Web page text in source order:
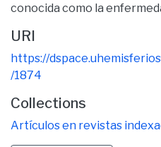
conocida como la
URI
https://
/1874
Collections
Artículos en revistas